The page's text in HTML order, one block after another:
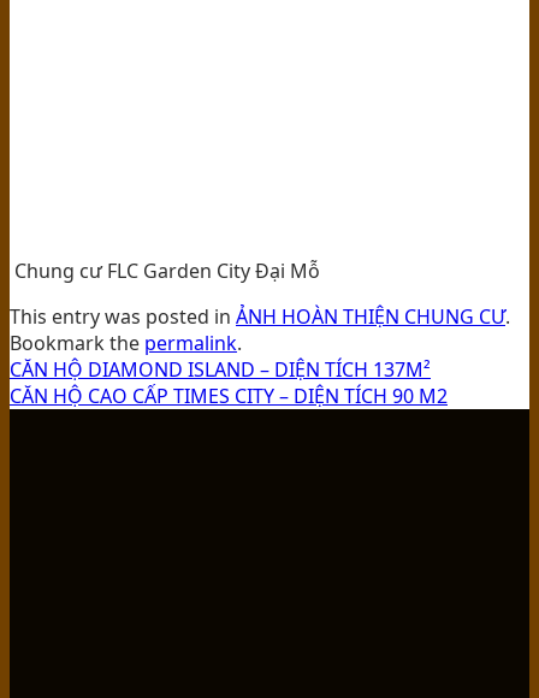
Chung cư FLC Garden City Đại Mỗ
This entry was posted in ẢNH HOÀN THIỆN CHUNG CƯ.
Bookmark the permalink.
CĂN HỘ DIAMOND ISLAND – DIỆN TÍCH 137M²
CĂN HỘ CAO CẤP TIMES CITY – DIỆN TÍCH 90 M2